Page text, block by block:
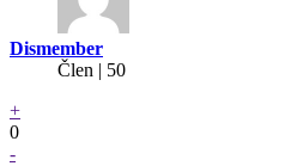
Dismember
Člen | 50
+
0
-